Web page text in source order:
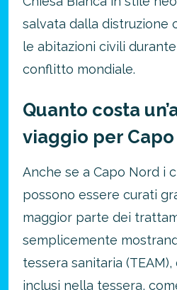
salvata dalla distruzione
le abitazioni civili
conflitto mondiale.
Quanto costa
viaggio per
Anche se a Capo Nord i
possono essere curati
maggior parte dei
semplicemente
tessera sanitaria
inclusi nella tessera,